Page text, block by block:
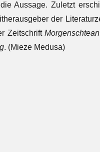
Aussage. Zuletzt
der
Zeitschrift Morgenschtean
. (Mieze Medusa)